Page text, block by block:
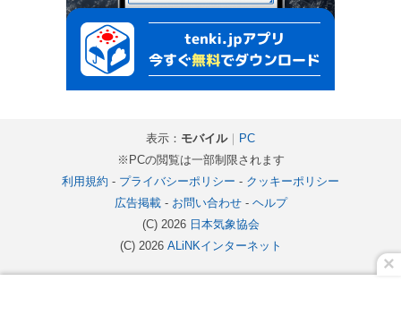
×
表示： モバイル｜
PC
※PCの閲覧は一部制限されます
利用規約 - プライバシーポリシー - クッキーポリシー
広告掲載- お問い合わせ- ヘルプ
(C) 2026 日本気象協会
(C) 2026 ALiNKインターネット